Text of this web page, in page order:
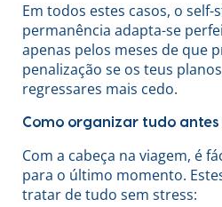
Em todos estes casos, o self-
permanência adapta-se
apenas pelos meses de que
penalização se os teus
regressares mais cedo.
Como organizar tudo
Com a cabeça na viagem, é
para o último momento.
tratar de tudo sem stress: